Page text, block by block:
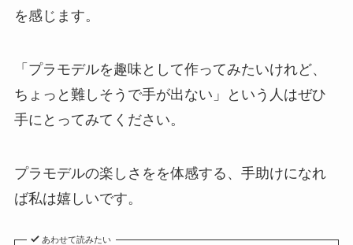
を感じます。
「プラモデルを趣味として作ってみたいけれど、
ちょっと難しそうで手が出ない」という人はぜひ
手にとってみてください。
プラモデルの楽しさをを体感する、手助けになれ
ば私は嬉しいです。
あわせて読みたい